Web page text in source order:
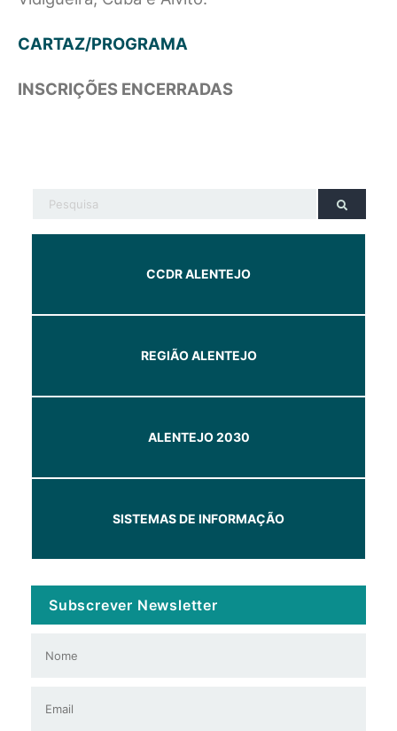
CARTAZ/PROGRAMA
INSCRIÇÕES ENCERRADAS
CCDR ALENTEJO
REGIÃO ALENTEJO
ALENTEJO 2030
SISTEMAS DE INFORMAÇÃO
Subscrever Newsletter